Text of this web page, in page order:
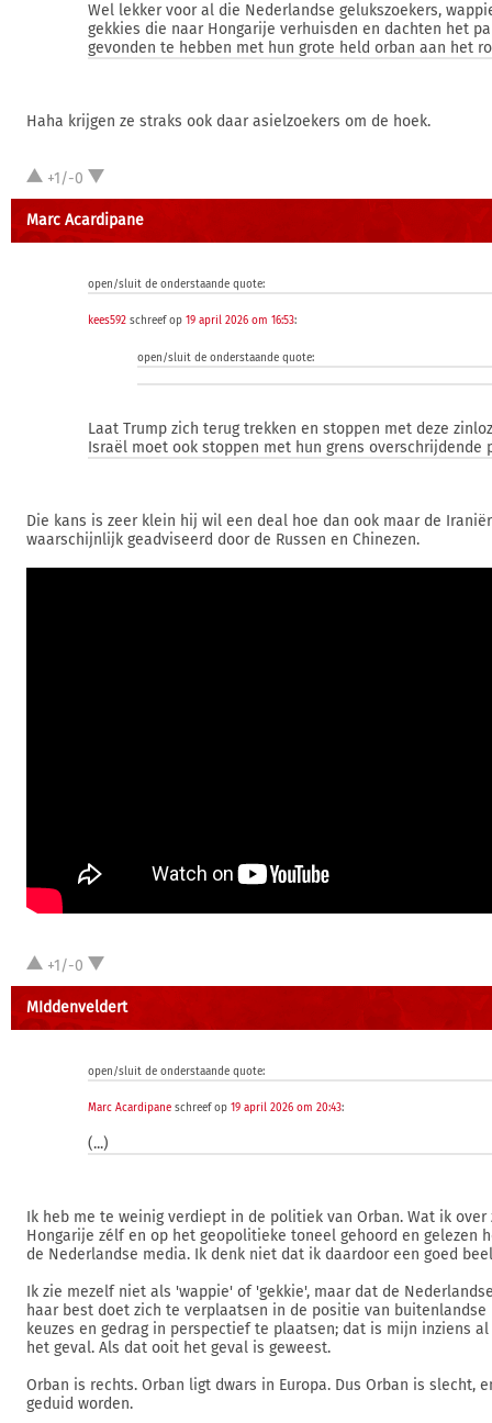
Wel lekker voor al die Nederlandse gelukszoekers,
gekkies die naar Hongarije verhuisden en dachten het
gevonden te hebben met hun grote held orban aan het
Haha krijgen ze straks ook daar asielzoekers om de hoek.
+1/-0
Marc Acardipane
open/sluit de onderstaande quote:
kees592 schreef op 19 april 2026 om 16:53:
open/sluit de onderstaande quote:
Laat Trump zich terug trekken en stoppen met deze
Israël moet ook stoppen met hun grens overschrijdende
Die kans is zeer klein hij wil een deal hoe dan ook maar de
waarschijnlijk geadviseerd door de Russen en Chinezen.
+1/-0
MIddenveldert
open/sluit de onderstaande quote:
Marc Acardipane schreef op 19 april 2026 om 20:43:
(...)
Ik heb me te weinig verdiept in de politiek van Orban. Wat ik
Hongarije zélf en op het geopolitieke toneel gehoord en gelezen
de Nederlandse media. Ik denk niet dat ik daardoor een goed
Ik zie mezelf niet als 'wappie' of 'gekkie', maar dat de
haar best doet zich te verplaatsen in de positie van buitenlandse
keuzes en gedrag in perspectief te plaatsen; dat is mijn inziens
het geval. Als dat ooit het geval is geweest.
Orban is rechts. Orban ligt dwars in Europa. Dus Orban is slecht,
geduid worden.